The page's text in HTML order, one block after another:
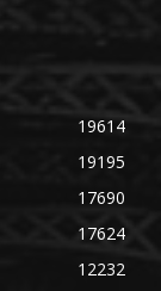
19614
19195
17690
17624
12232